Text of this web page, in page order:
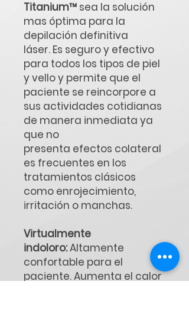
Titanium™ sea la solución
mas óptima para la
depilación definitiva
láser. Es seguro y efectivo
para todos los tipos de piel
y vello y permite que el
paciente se reincorpore a
sus actividades cotidianas
de manera inmediata ya
que no
presenta efectos colateral
es frecuentes en los
tratamientos clásicos
como enrojecimiento,
irritación o manchas.
Virtualmente
indoloro:Altamente
confortable para el
paciente. Aumenta el calor